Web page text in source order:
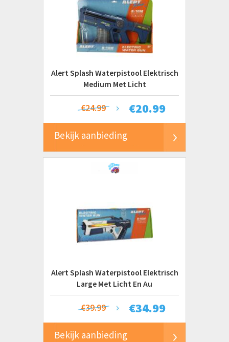
Alert Splash Waterpistool Elektrisch
Medium Met Licht
€20.99
€24.99
Bekijk aanbieding
Alert Splash Waterpistool Elektrisch
Large Met Licht En Au
€34.99
€39.99
Bekijk aanbieding